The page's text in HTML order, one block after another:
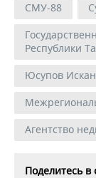
СМУ-88
Республики
Юсупов
Агентство
Поделитесь в